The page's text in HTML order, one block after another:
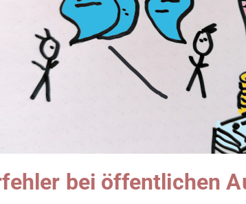
bei öffentlichen